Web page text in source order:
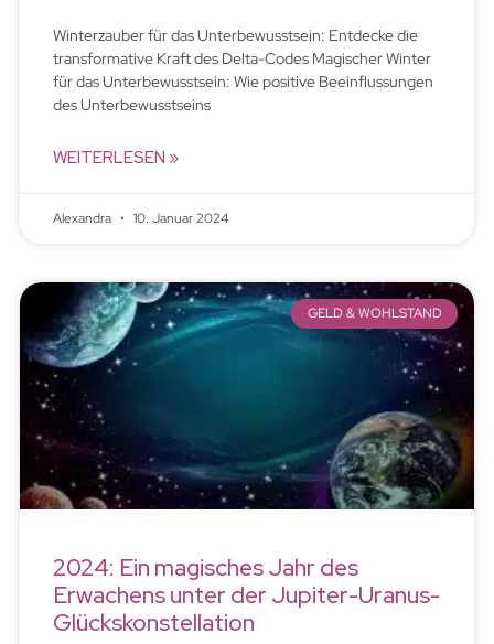
Winterzauber für das Unterbewusstsein: Entdecke die
transformative Kraft des Delta-Codes Magischer Winter
für das Unterbewusstsein: Wie positive Beeinflussungen
des Unterbewusstseins
WEITERLESEN »
Alexandra 10. Januar 2024
GELD & WOHLSTAND
2024: Ein magisches Jahr des
Erwachens unter der Jupiter-Uranus-
Glückskonstellation